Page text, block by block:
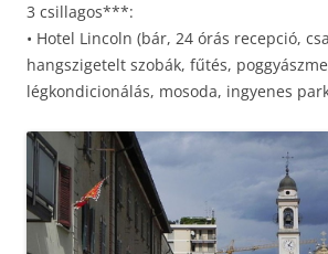
3 csillagos***:
• Hotel Lincoln (bár, 24 órás recepció,
hangszigetelt szobák, fűtés,
légkondicionálás, mosoda, ingyenes